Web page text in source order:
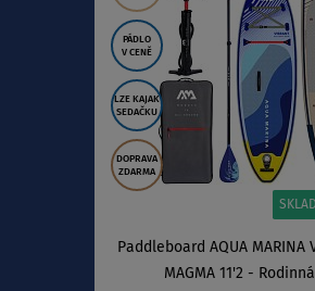
PÁDLO
V CENĚ
LZE KAJAK
SEDAČKU
DOPRAVA
ZDARMA
Paddleboard AQUA MARINA
MAGMA 11'2 -